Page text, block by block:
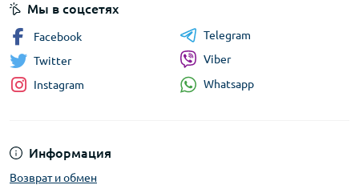
Информация
Возврат и обмен
Мы в соцсетях
Facebook
Twitter
Instagram
Telegram
Viber
Whatsapp